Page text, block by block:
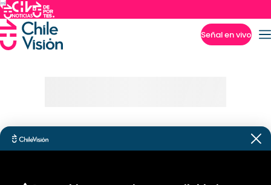
Señal en vivo